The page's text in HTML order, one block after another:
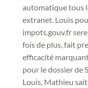
automatique tous
extranet. Louis
impots.gouv.fr
fois de plus, fait
efficacité
pour le dossier de
Louis, Mathieu